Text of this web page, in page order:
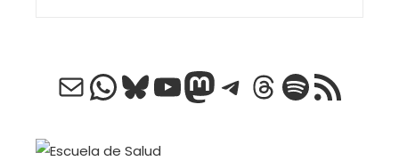
Correo electrónico
WhatsApp
Bluesky
YouTube
Mastodon
Telegram
Threads
Spotify
Feed RSS